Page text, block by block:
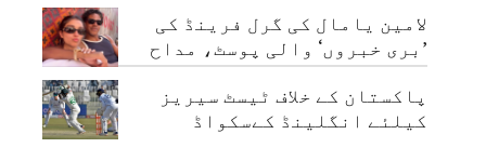
لامین یامال کی گرل فرینڈ کی
’بری خبروں‘ والی پوسٹ، مداح
تشویش میں مبتلا
پاکستان کے خلاف ٹیسٹ سیریز
کیلئے انگلینڈ کےسکواڈ